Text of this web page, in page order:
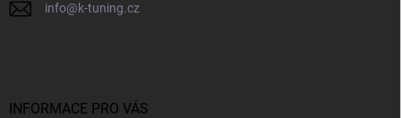
info@k-tuning.cz
INFORMACE PRO VÁS